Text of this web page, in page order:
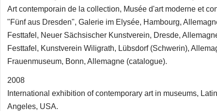
Art contemporain de la collection, Musée d'art moderne et
"Fünf aus Dresden", Galerie im Elysée, Hambourg,
Festtafel, Neuer Sächsischer Kunstverein, Dresde,
Festtafel, Kunstverein Wiligrath, Lübsdorf (Schwerin),
Frauenmuseum, Bonn, Allemagne (catalogue).
2008
International exhibition of contemporary art in museums,
Angeles, USA.